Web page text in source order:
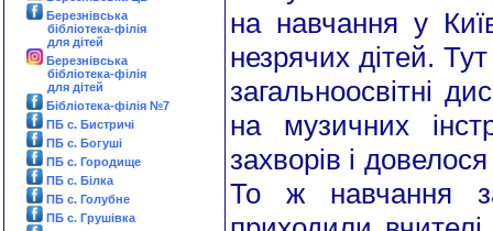
Березнівська
бібліотека-філія
для дітей
Березнівська
бібліотека-філія
для дітей
Бібліотека-філія №7
ПБ с. Бистричі
ПБ с. Богуші
ПБ с. Городище
ПБ с. Білка
ПБ с. Голубне
ПБ с. Грушівка
на навчання у
незрячих дітей.
загальноосвітні
на музичних
захворів і
То ж навчання